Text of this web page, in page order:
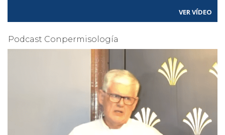
VER VÍDEO
Podcast Conpermisología